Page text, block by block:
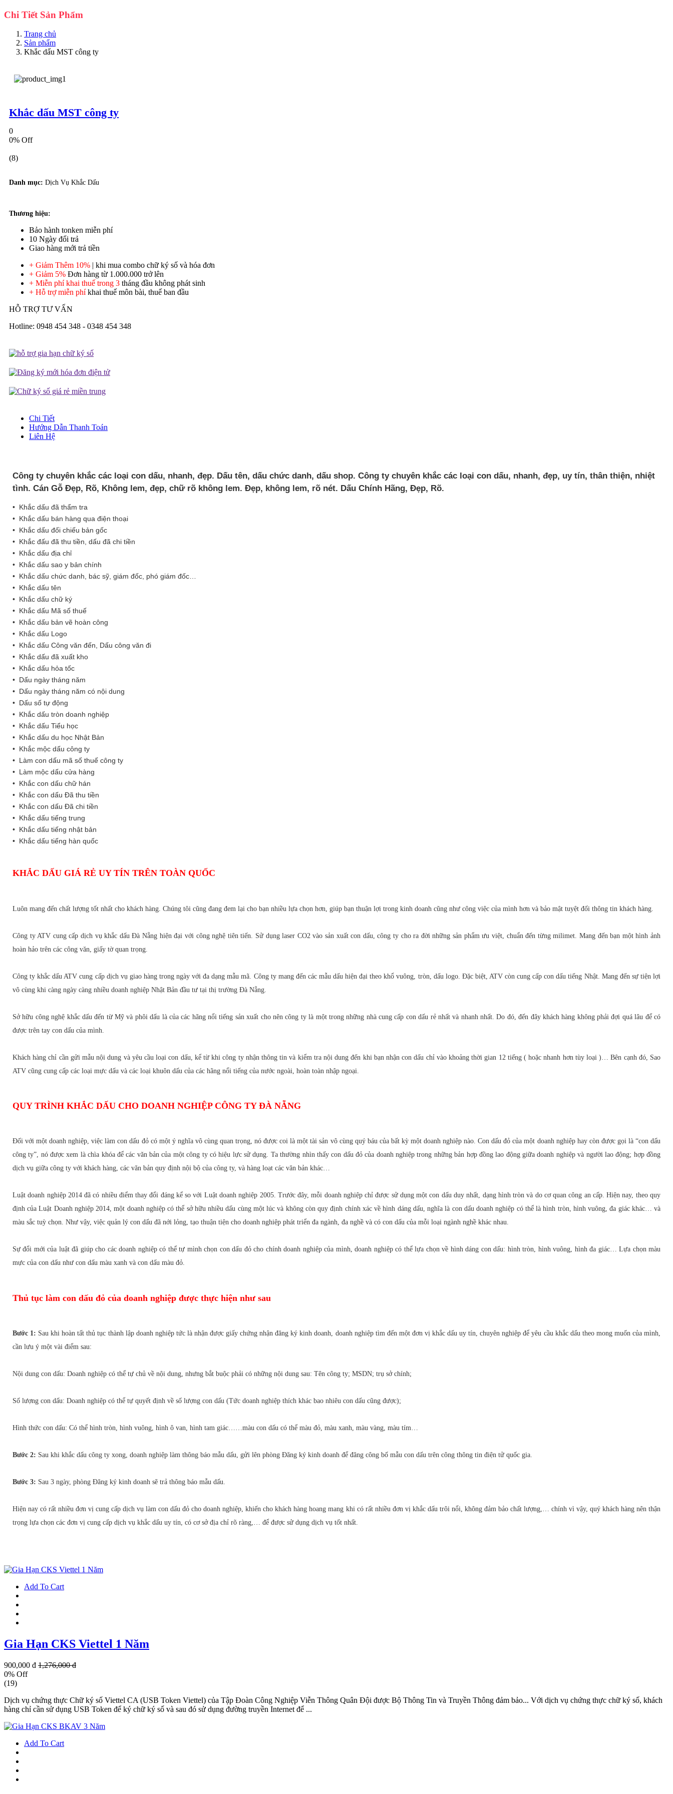
Chi Tiết Sản Phẩm
Trang chủ
Sản phẩm
Khắc dấu MST công ty
Khắc dấu MST công ty
0
0% Off
(8)
Danh mục: Dịch Vụ Khắc Dấu
Thương hiệu:
Bảo hành tonken miễn phí
10 Ngày đổi trả
Giao hàng mới trả tiền
+ Giảm Thêm 10% | khi mua combo chữ ký số và hóa đơn
+ Giảm 5% Đơn hàng từ 1.000.000 trở lên
+ Miễn phí khai thuế trong 3 tháng đầu không phát sinh
+ Hỗ trợ miễn phíkhai thuế môn bài, thuế ban đầu
HỖ TRỢ TƯ VẤN
Hotline: 0948 454 348 - 0348 454 348
Chi Tiết
Hướng Dẫn Thanh Toán
Liên Hệ
Công ty chuyên khắc các loại con dấu, nhanh, đẹp. Dấu tên, dấu chức danh, dấu shop. Công ty chuyên khắc các loại con dấu, nhanh, đẹp, uy tín, thân thiện, nhiệt
tình. Cán Gỗ Đẹp, Rõ, Không lem, đẹp, chữ rõ không lem. Đẹp, không lem, rõ nét. Dấu Chính Hãng, Đẹp, Rõ.
• Khắc dấu đã thẩm tra
• Khắc dấu bán hàng qua điện thoại
• Khắc dấu đối chiếu bản gốc
• Khắc đấu đã thu tiền, dấu đã chi tiền
• Khắc dấu địa chỉ
• Khắc dấu sao y bản chính
• Khắc dấu chức danh, bác sỹ, giám đốc, phó giám đốc…
• Khắc dấu tên
• Khắc dấu chữ ký
• Khắc dấu Mã số thuế
• Khắc dấu bản vẽ hoàn công
• Khắc dấu Logo
• Khắc dấu Công văn đến, Dấu công văn đi
• Khắc dấu đã xuất kho
• Khắc dấu hỏa tốc
• Dấu ngày tháng năm
• Dấu ngày tháng năm có nội dung
• Dấu số tự động
• Khắc dấu tròn doanh nghiệp
• Khắc dấu Tiểu học
• Khắc dấu du học Nhật Bản
• Khắc mộc dấu công ty
• Làm con dấu mã số thuế công ty
• Làm mộc dấu cửa hàng
• Khắc con dấu chữ hán
• Khắc con dấu Đã thu tiền
• Khắc con dấu Đã chi tiền
• Khắc dấu tiếng trung
• Khắc dấu tiếng nhật bản
• Khắc dấu tiếng hàn quốc
KHẮC DẤU GIÁ RẺ UY TÍN TRÊN TOÀN QUỐC
Luôn mang đến chất lượng tốt nhất cho khách hàng. Chúng tôi cũng đang đem lại cho bạn nhiều lựa chọn hơn, giúp bạn thuận lợi trong kinh doanh cũng như công việc của mình hơn và bảo mật tuyệt đối thông tin khách hàng.
Công ty ATV cung cấp dịch vụ khắc dấu Đà Nẵng hiện đại với công nghệ tiên tiến. Sử dụng laser CO2 vào sản xuất con dấu, công ty cho ra đời những sản phẩm ưu việt, chuẩn đến từng milimet. Mang đến bạn một hình ảnh
hoàn hảo trên các công văn, giấy tờ quan trọng.
Công ty khắc dấu ATV cung cấp dịch vụ giao hàng trong ngày với đa dạng mẫu mã. Công ty mang đến các mẫu dấu hiện đại theo khổ vuông, tròn, dấu logo. Đặc biệt, ATV còn cung cấp con dấu tiếng Nhật. Mang đến sự tiện lợi
vô cùng khi càng ngày càng nhiều doanh nghiệp Nhật Bản đầu tư tại thị trường Đà Nẵng.
Sở hữu công nghệ khắc dấu đến từ Mỹ và phôi dấu là của các hãng nổi tiếng sản xuất cho nên công ty là một trong những nhà cung cấp con dấu rẻ nhất và nhanh nhất. Do đó, đến đây khách hàng không phải đợi quá lâu để có
được trên tay con dấu của mình.
Khách hàng chỉ cần gửi mẫu nội dung và yêu cầu loại con dấu, kể từ khi công ty nhận thông tin và kiểm tra nội dung đến khi bạn nhận con dấu chỉ vào khoảng thời gian 12 tiếng ( hoặc nhanh hơn tùy loại )… Bên cạnh đó, Sao
ATV cũng cung cấp các loại mực dấu và các loại khuôn dấu của các hãng nổi tiếng của nước ngoài, hoàn toàn nhập ngoại.
QUY TRÌNH KHẮC DẤU CHO DOANH NGHIỆP CÔNG TY ĐÀ NẴNG
Đối với một doanh nghiệp, việc làm con dấu đỏ có một ý nghĩa vô cùng quan trọng, nó được coi là một tài sản vô cùng quý báu của bất kỳ một doanh nghiệp nào. Con dấu đỏ của một doanh nghiệp hay còn được gọi là “con dấu
công ty”, nó được xem là chìa khóa để các văn bản của một công ty có hiệu lực sử dụng. Ta thường nhìn thấy con dấu đỏ của doanh nghiệp trong những bản hợp đồng lao động giữa doanh nghiệp và người lao động; hợp đồng
dịch vụ giữa công ty với khách hàng, các văn bản quy định nội bộ của công ty, và hàng loạt các văn bản khác…
Luật doanh nghiệp 2014 đã có nhiều điểm thay đổi đáng kể so với Luật doanh nghiệp 2005. Trước đây, mỗi doanh nghiệp chỉ được sử dụng một con dấu duy nhất, dạng hình tròn và do cơ quan công an cấp. Hiện nay, theo quy
định của Luật Doanh nghiệp 2014, một doanh nghiệp có thể sở hữu nhiều dấu cùng một lúc và không còn quy định chính xác về hình dáng dấu, nghĩa là con dấu doanh nghiệp có thể là hình tròn, hình vuông, đa giác khác… và
màu sắc tuỳ chọn. Như vậy, việc quản lý con dấu đã nới lỏng, tạo thuận tiện cho doanh nghiệp phát triển đa ngành, đa nghề và có con dấu của mỗi loại ngành nghề khác nhau.
Sự đổi mới của luật đã giúp cho các doanh nghiệp có thể tự mình chọn con dấu đỏ cho chính doanh nghiệp của mình, doanh nghiệp có thể lựa chọn về hình dáng con dấu: hình tròn, hình vuông, hình đa giác… Lựa chọn màu
mực của con dấu như con dấu màu xanh và con dấu màu đỏ.
Thủ tục làm con dấu đỏ của doanh nghiệp được thực hiện như sau
Bước 1: Sau khi hoàn tất thủ tục thành lập doanh nghiệp tức là nhận được giấy chứng nhận đăng ký kinh doanh, doanh nghiệp tìm đến một đơn vị khắc dấu uy tín, chuyên nghiệp để yêu cầu khắc dấu theo mong muốn của mình,
cần lưu ý một vài điểm sau:
Nội dung con dấu: Doanh nghiệp có thể tự chủ về nội dung, nhưng bắt buộc phải có những nội dung sau: Tên công ty; MSDN; trụ sở chính;
Số lượng con dấu: Doanh nghiệp có thể tự quyết định về số lượng con dấu (Tức doanh nghiệp thích khác bao nhiêu con dấu cũng được);
Hình thức con dấu: Có thể hình tròn, hình vuông, hình ô van, hình tam giác……màu con dấu có thể màu đỏ, màu xanh, màu vàng, màu tím…
Bước 2: Sau khi khắc dấu công ty xong, doanh nghiệp làm thông báo mẫu dấu, gửi lên phòng Đăng ký kinh doanh để đăng công bố mẫu con dấu trên công thông tin điện tử quốc gia.
Bước 3: Sau 3 ngày, phòng Đăng ký kinh doanh sẽ trả thông báo mẫu dấu.
Hiện nay có rất nhiều đơn vị cung cấp dịch vụ làm con dấu đỏ cho doanh nghiệp, khiến cho khách hàng hoang mang khi có rất nhiều đơn vị khắc dấu trôi nổi, không đảm bảo chất lượng,… chính vì vậy, quý khách hàng nên thận
trọng lựa chọn các đơn vị cung cấp dịch vụ khắc dấu uy tín, có cơ sở địa chỉ rõ ràng,… để được sử dụng dịch vụ tốt nhất.
Add To Cart
Gia Hạn CKS Viettel 1 Năm
900,000 đ 1,276,000 đ
0% Off
(19)
Dịch vụ chứng thực Chữ ký số Viettel CA (USB Token Viettel) của Tập Đoàn Công Nghiệp Viễn Thông Quân Đội được Bộ Thông Tin và Truyền Thông đảm bảo... Với dịch vụ chứng thực chữ ký số, khách
hàng chỉ cần sử dụng USB Token để ký chữ ký số và sau đó sử dụng đường truyền Internet để ...
Add To Cart